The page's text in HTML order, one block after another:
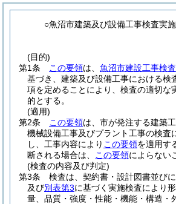
○魚沼市建築及び設備工事検査実
(目的)
第1条
この要領は、 魚沼市建設工事検
基づき、建築及び設備工事における検
項を定めることにより、検査の適切な
的とする。
(適用)
第2条
この要領は、市が発注する建築
機械設備工事及びプラント工事の検査
し、工事内容により この要領を適用す
断される場合は、
この要領によらない
(検査の内容及び判定)
第3条
検査は、契約書・設計図書並びに
及び別表第3に基づく実施検査により
量、品質・強度・性能・機能・構造・